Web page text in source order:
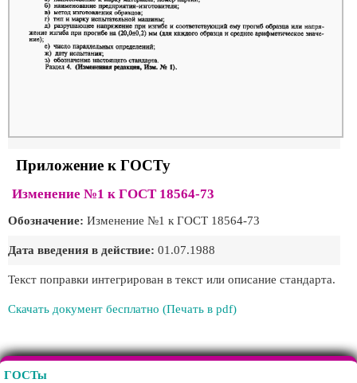
Приложение к ГОСТу
Изменение №1 к ГОСТ 18564-73
Обозначение: Изменение №1 к ГОСТ 18564-73
Дата введения в действие: 01.07.1988
Текст поправки интегрирован в текст или описание стандарта.
Скачать документ бесплатно (Печать в pdf)
ГОСТы